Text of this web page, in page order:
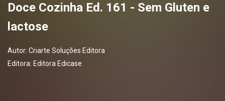
Doce Cozinha Ed. 161 - Sem Gluten e
lactose
Autor: Criarte Soluções Editora
Editora: Editora Edicase